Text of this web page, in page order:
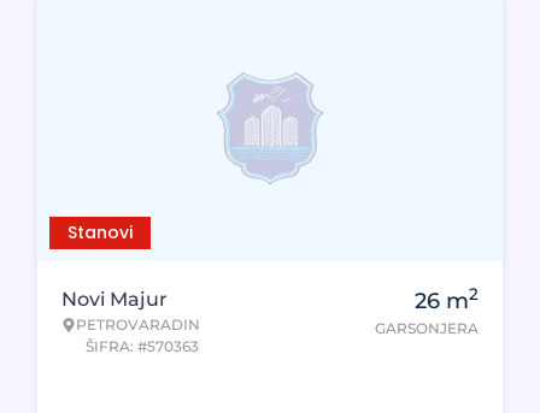
Stanovi
Novi Majur
PETROVARADIN
ŠIFRA: #570363
26 m2
GARSONJERA